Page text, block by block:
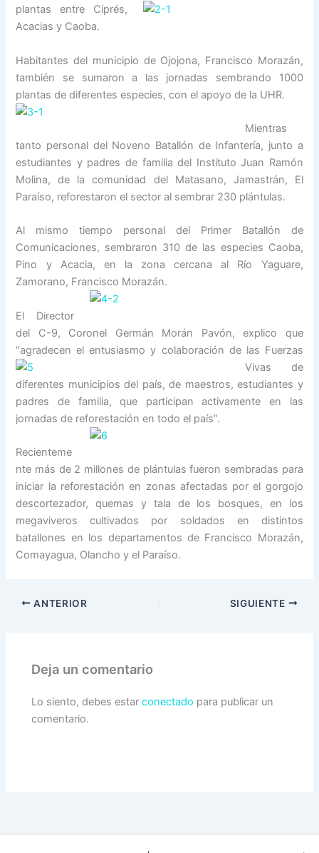
plantas entre Ciprés,
Acacias y Caoba.
Habitantes del municipio de Ojojona, Francisco Morazán,
también se sumaron a las jornadas sembrando 1000
plantas de diferentes especies, con el apoyo de la UHR.
Mientras
tanto personal del Noveno Batallón de Infantería, junto a
estudiantes y padres de familia del Instituto Juan Ramón
Molina, de la comunidad del Matasano, Jamastrán, El
Paraíso, reforestaron el sector al sembrar 230 plántulas.
Al mismo tiempo personal del Primer Batallón de
Comunicaciones, sembraron 310 de las especies Caoba,
Pino y Acacia, en la zona cercana al Río Yaguare,
Zamorano, Francisco Morazán.
El Director
del C-9, Coronel Germán Morán Pavón, explico que
“agradecen elentusiasmo y colaboración de las Fuerzas
Vivas de
diferentes municipios del país, de maestros, estudiantes y
padres de familia, que participan activamente en las
jornadas de reforestación en todo el país”.
Recienteme
nte más de 2 millones de plántulas fueron sembradas para
iniciar la reforestación en zonas afectadas por el gorgojo
descortezador, quemas y tala de los bosques, en los
megaviveros cultivados por soldados en distintos
batallones en los departamentos de Francisco Morazán,
Comayagua, Olancho y el Paraíso.
ANTERIOR SIGUIENTE
Deja un comentario
Lo siento, debes estarconectado para publicar un
comentario.